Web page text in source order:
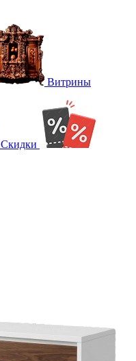
Витрины
Скидки